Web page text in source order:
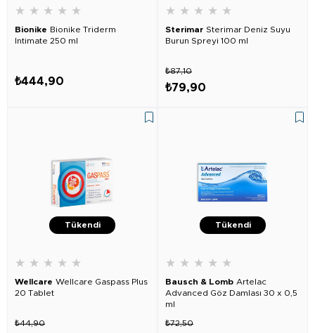
★ ★ ★ ★ ★
Bionike Bionike Triderm
Intimate 250 ml
₺444,90
★ ★ ★ ★ ★
Sterimar Sterimar Deniz Suyu
Burun Spreyi 100 ml
₺79,90
₺87,10
Tükendi
★ ★ ★ ★ ★
Wellcare Wellcare Gaspass Plus
20 Tablet
₺44,90
Tükendi
★ ★ ★ ★ ★
Bausch & Lomb Artelac
Advanced Göz Damlası 30 x 0,5
ml
₺72,50